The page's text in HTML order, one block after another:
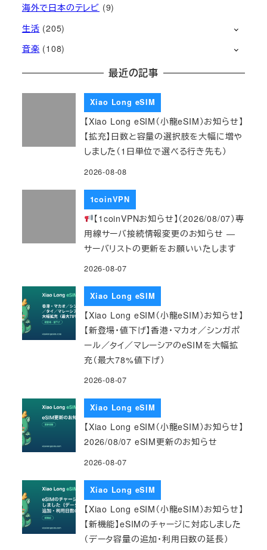
海外で日本のテレビ (9)
生活 (205)
音楽 (108)
最近の記事
Xiao Long eSIM
【Xiao Long eSIM（小龍eSIM）お知らせ】
【拡充】日数と容量の選択肢を大幅に増や
しました（1日単位で選べる行き先も）
2026-08-08
1coinVPN
【1coinVPNお知らせ】（2026/08/07）専
用線サーバ接続情報変更のお知らせ ―
サーバリストの更新をお願いいたします
2026-08-07
Xiao Long eSIM
【Xiao Long eSIM（小龍eSIM）お知らせ】
【新登場・値下げ】香港・マカオ／シンガポ
ール／タイ／マレーシアのeSIMを大幅拡
充（最大78%値下げ）
2026-08-07
Xiao Long eSIM
【Xiao Long eSIM（小龍eSIM）お知らせ】
2026/08/07 eSIM更新のお知らせ
2026-08-07
Xiao Long eSIM
【Xiao Long eSIM（小龍eSIM）お知らせ】
【新機能】eSIMのチャージに対応しました
（データ容量の追加・利用日数の延長）